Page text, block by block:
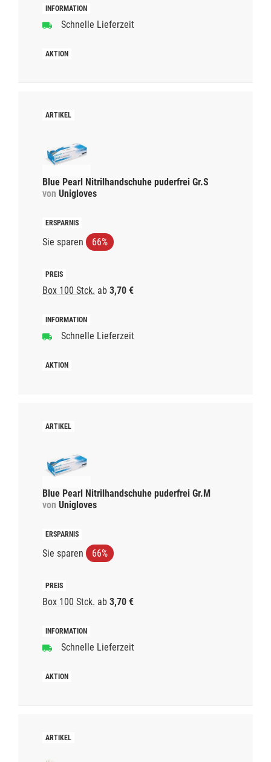
Schnelle Lieferzeit
Blue Pearl Nitrilhandschuhe puderfrei Gr.S
von Unigloves
Sie sparen 66%
Box 100 Stck. ab 3,70 €
Schnelle Lieferzeit
Blue Pearl Nitrilhandschuhe puderfrei Gr.M
von Unigloves
Sie sparen 66%
Box 100 Stck. ab 3,70 €
Schnelle Lieferzeit